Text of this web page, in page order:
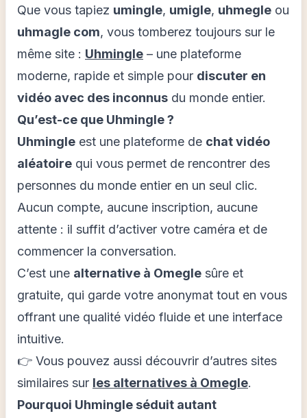
Que vous tapiez umingle, umigle, uhmegle ou
uhmagle com, vous tomberez toujours sur le
même site : Uhmingle – une plateforme
moderne, rapide et simple pour discuter en
vidéo avec des inconnus du monde entier.
Qu’est-ce que Uhmingle ?
Uhmingle est une plateforme de chat vidéo
aléatoire qui vous permet de rencontrer des
personnes du monde entier en un seul clic.
Aucun compte, aucune inscription, aucune
attente : il suffit d’activer votre caméra et de
commencer la conversation.
C’est une alternative à Omegle sûre et
gratuite, qui garde votre anonymat tout en vous
offrant une qualité vidéo fluide et une interface
intuitive.
👉 Vous pouvez aussi découvrir d’autres sites
similaires sur les alternatives à Omegle.
Pourquoi Uhmingle séduit autant